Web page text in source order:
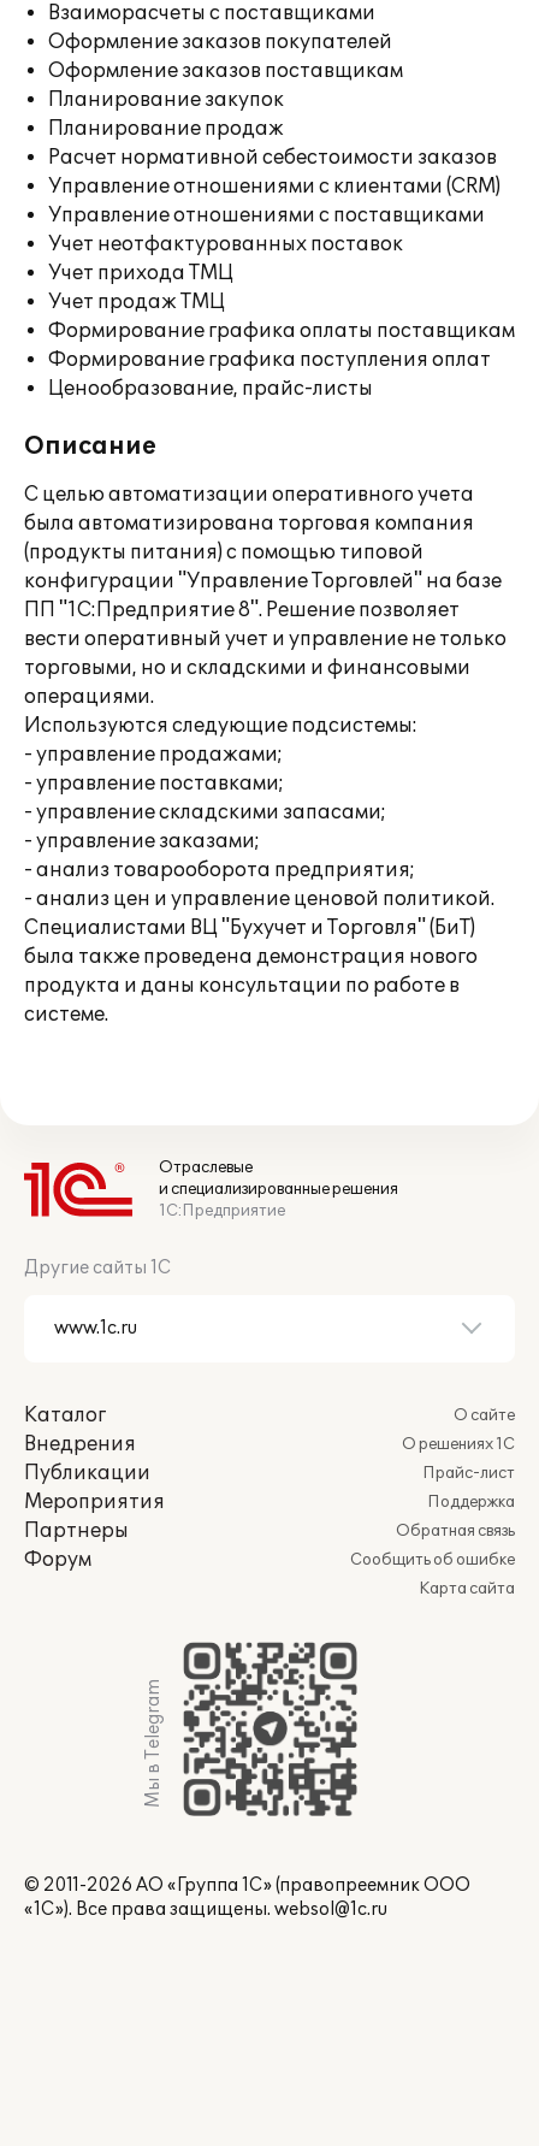
Взаиморасчеты с поставщиками
Оформление заказов покупателей
Оформление заказов поставщикам
Планирование закупок
Планирование продаж
Расчет нормативной себестоимости заказов
Управление отношениями с клиентами (CRM)
Управление отношениями с поставщиками
Учет неотфактурованных поставок
Учет прихода ТМЦ
Учет продаж ТМЦ
Формирование графика оплаты поставщикам
Формирование графика поступления оплат
Ценообразование, прайс-листы
Описание
С целью автоматизации оперативного учета
была автоматизирована торговая компания
(продукты питания) с помощью типовой
конфигурации "Управление Торговлей" на базе
ПП "1С:Предприятие 8". Решение позволяет
вести оперативный учет и управление не только
торговыми, но и складскими и финансовыми
операциями.
Используются следующие подсистемы:
- управление продажами;
- управление поставками;
- управление складскими запасами;
- управление заказами;
- анализ товарооборота предприятия;
- анализ цен и управление ценовой политикой.
Специалистами ВЦ "Бухучет и Торговля" (БиТ)
была также проведена демонстрация нового
продукта и даны консультации по работе в
системе.
Отраслевые
и специализированные решения
1С:Предприятие
Другие сайты 1С
Каталог
Внедрения
Публикации
Мероприятия
Партнеры
Форум
О сайте
О решениях 1С
Прайс-лист
Поддержка
Обратная связь
Сообщить об ошибке
Карта сайта
Мы в Telegram
© 2011-2026 АО «Группа 1С» (правопреемник ООО
«1С»). Все права защищены. websol@1c.ru